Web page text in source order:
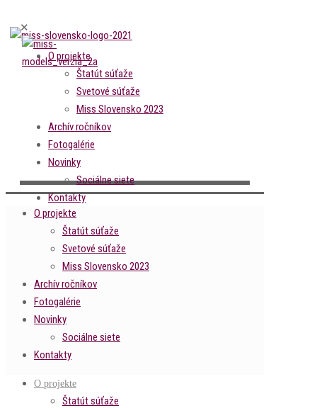
✕
O projekte
Štatút súťaže
Svetové súťaže
Miss Slovensko 2023
Archív ročníkov
Fotogalérie
Novinky
Sociálne siete
Kontakty
O projekte
Štatút súťaže
Svetové súťaže
Miss Slovensko 2023
Archív ročníkov
Fotogalérie
Novinky
Sociálne siete
Kontakty
O projekte
Štatút súťaže